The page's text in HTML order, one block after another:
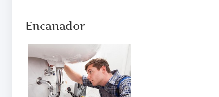
Encanador